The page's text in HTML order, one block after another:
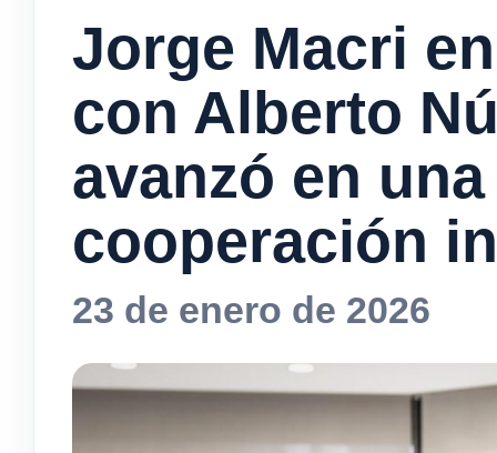
Jorge Macri
con Alberto
avanzó en
cooperación
23 de enero de 2026